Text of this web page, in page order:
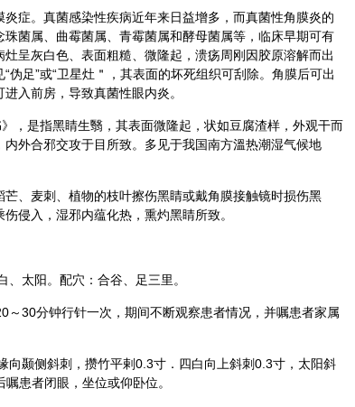
症。真菌感染性疾病近年来日益增多，而真菌性角膜炎的
菌属、曲霉菌属、青霉菌属和酵母菌属等，临床早期可有
呈灰白色、表面粗糙、微隆起，溃疡周刚因胶原溶解而出
足”或“卫星灶＂，其表面的坏死组织可刮除。角膜后可出
入前房，导致真菌性眼内炎。
，是指黑睛生翳，其表面微隆起，状如豆腐渣样，外观干而
外合邪交攻于目所致。多见于我国南方溫热潮湿气候地
、麦刺、植物的枝叶擦伤黑睛或戴角膜接触镜时损伤黑
侵入，湿邪内蕴化热，熏灼黑睛所致。
、太阳。配穴： 合谷 足三里 。
30分钟行针一次，期间不断观察患者情况，并嘱患者家属
向颞侧斜刺，攒竹平剌0.3寸．四白向上斜刺0.3寸，太阳斜
患者闭眼，坐位或仰卧位。